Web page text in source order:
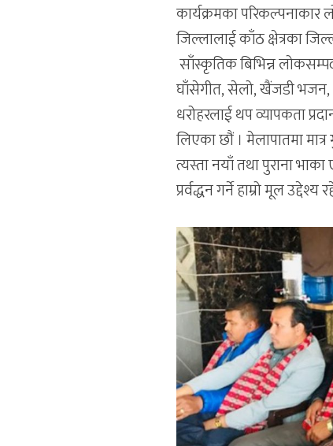
कार्यक्रमका
जिल्लालाई काँठ क्षेत्रका
साँस्कृतिक बिभिन्न
घाँसेगीत, सेलो, खैंजडी भजन,
धरोहरलाई थप व्यापकता
लिएका छौं । मेलापातमा
त्यस्ता नयाँ तथा पुराना
प्रर्वद्धन गर्ने हाम्रो मूल उद्देश्य